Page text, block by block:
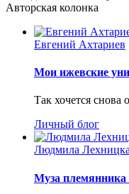
Авторская колонка
Евгений Ахтариев
Мои ижевские
Так хочется снова
Личный блог
Людмила
Муза племянника